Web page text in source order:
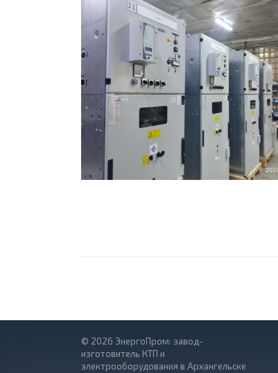
© 2026 ЭнергоПром: завод-
изготовитель КТП и
электрооборудования в Архангельске